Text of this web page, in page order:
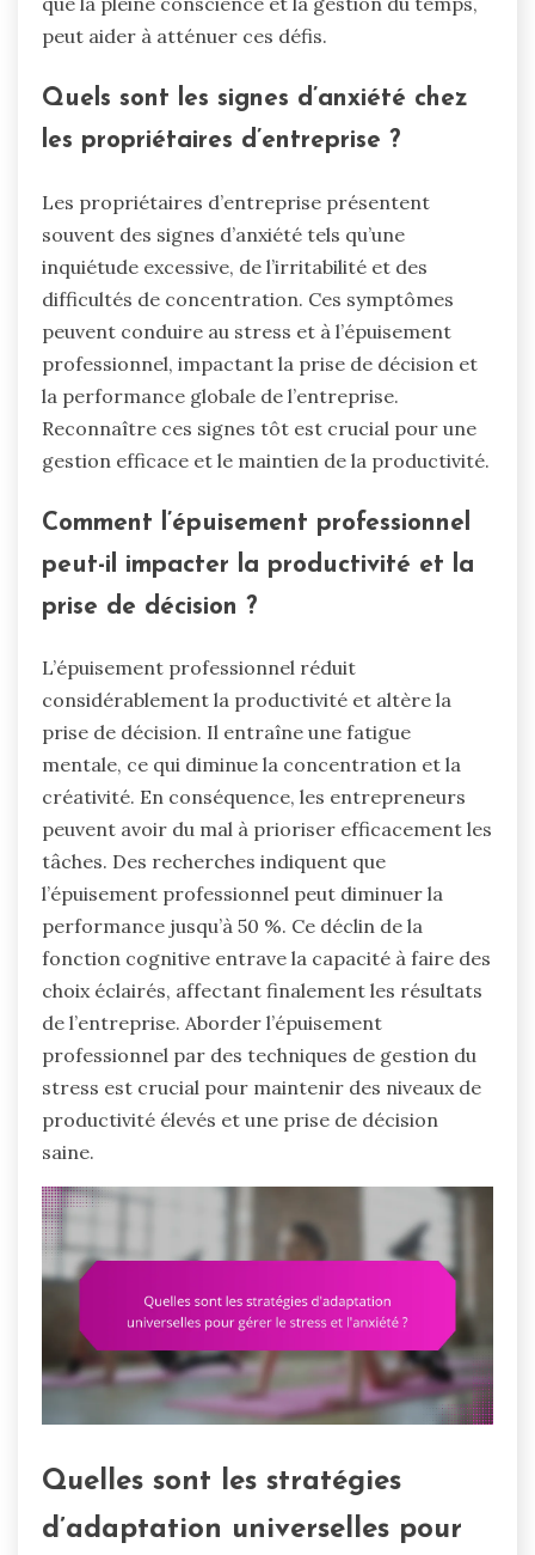
peut aider à atténuer ces défis.
Quels sont les signes d’anxiété chez
les propriétaires d’entreprise ?
Les propriétaires d’entreprise présentent
souvent des signes d’anxiété tels qu’une
inquiétude excessive, de l’irritabilité et des
difficultés de concentration. Ces symptômes
peuvent conduire au stress et à l’épuisement
professionnel, impactant la prise de décision et
la performance globale de l’entreprise.
Reconnaître ces signes tôt est crucial pour une
gestion efficace et le maintien de la productivité.
Comment l’épuisement professionnel
peut-il impacter la productivité et la
prise de décision ?
L’épuisement professionnel réduit
considérablement la productivité et altère la
prise de décision. Il entraîne une fatigue
mentale, ce qui diminue la concentration et la
créativité. En conséquence, les entrepreneurs
peuvent avoir du mal à prioriser efficacement les
tâches. Des recherches indiquent que
l’épuisement professionnel peut diminuer la
performance jusqu’à 50 %. Ce déclin de la
fonction cognitive entrave la capacité à faire des
choix éclairés, affectant finalement les résultats
de l’entreprise. Aborder l’épuisement
professionnel par des techniques de gestion du
stress est crucial pour maintenir des niveaux de
productivité élevés et une prise de décision
saine.
Quelles sont les stratégies
d’adaptation universelles pour